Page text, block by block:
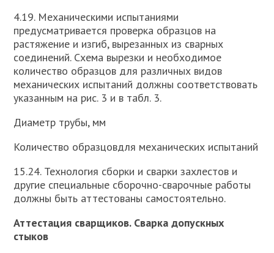
4.19. Механическими испытаниями
предусматривается проверка образцов на
растяжение и изгиб, вырезанных из сварных
соединений. Схема вырезки и необходимое
количество образцов для различных видов
механических испытаний должны соответствовать
указанным на рис. 3 и в табл. 3.
Диаметр трубы, мм
Количество образцовдля механических испытаний
15.24. Технология сборки и сварки захлестов и
другие специальные сборочно-сварочные работы
должны быть аттестованы самостоятельно.
Аттестация сварщиков. Сварка допускных
стыков